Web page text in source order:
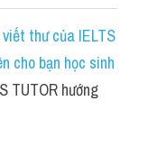
thư của IELTS
cho bạn học sinh
TUTOR hướng